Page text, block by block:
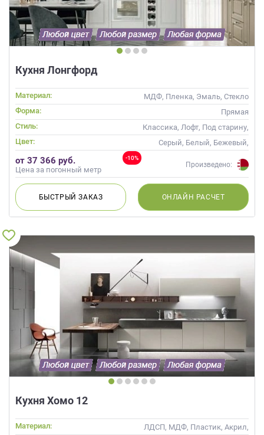
Кухня Лонгфорд
Материал:
МДФ, Пленка, Эмаль, Стекло
Форма:
Прямая
Стиль:
Классика, Лофт, Под старину,
Скандинавский, Неоклассика
Цвет:
Серый, Белый, Бежевый,
Слоновая кость, Кремовый,
Капучино
-10%
от 37 366 руб.
Цена за погонный метр
Произведено:
БЫСТРЫЙЗАКАЗ ОНЛАЙН РАСЧЕТ
Кухня Хомо 12
Материал:
ЛДСП, МДФ, Пластик, Акрил,